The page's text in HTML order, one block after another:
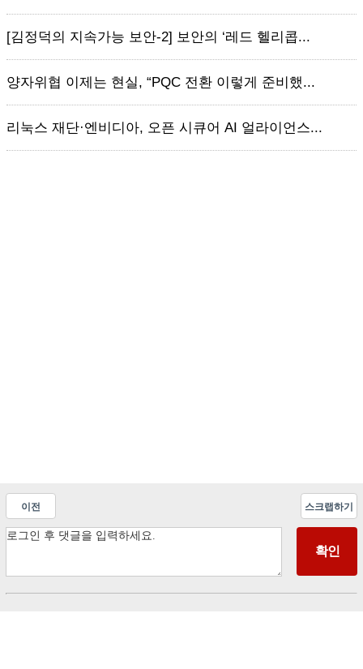
[김정덕의 지속가능 보안-2] 보안의 ‘레드 헬리콥...
양자위협 이제는 현실, “PQC 전환 이렇게 준비했...
리눅스 재단·엔비디아, 오픈 시큐어 AI 얼라이언스...
이전 스크랩하기